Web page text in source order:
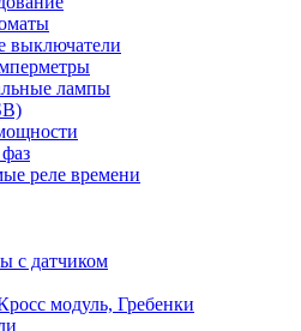
выключатели
лампы
реле времени
с датчиком
модуль, Гребенки